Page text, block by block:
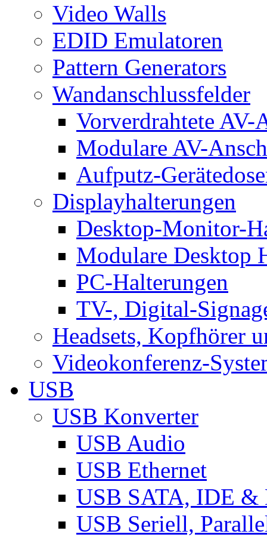
Video Walls
EDID Emulatoren
Pattern Generators
Wandanschlussfelder
Vorverdrahtete AV-
Modulare AV-
Aufputz-
Displayhalterungen
Desktop-Monitor-
Modulare Desktop
PC-Halterungen
TV-, Digital-
Headsets, Kopfhörer
Videokonferenz-
USB
USB Konverter
USB Audio
USB Ethernet
USB SATA, IDE &
USB Seriell,